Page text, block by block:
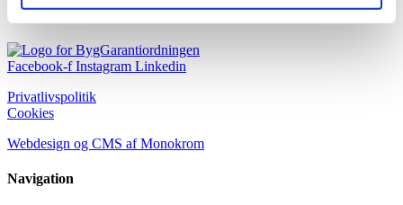
Facebook-f Instagram Linkedin
Privatlivspolitik
Cookies
Webdesign og CMS af Monokrom
Navigation